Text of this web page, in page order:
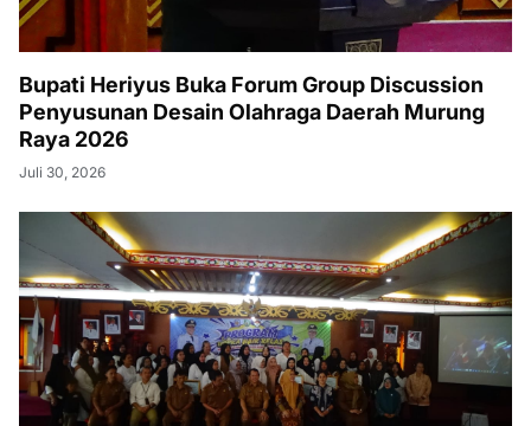
Bupati Heriyus Buka Forum Group Discussion
Penyusunan Desain Olahraga Daerah Murung
Raya 2026
Juli 30, 2026